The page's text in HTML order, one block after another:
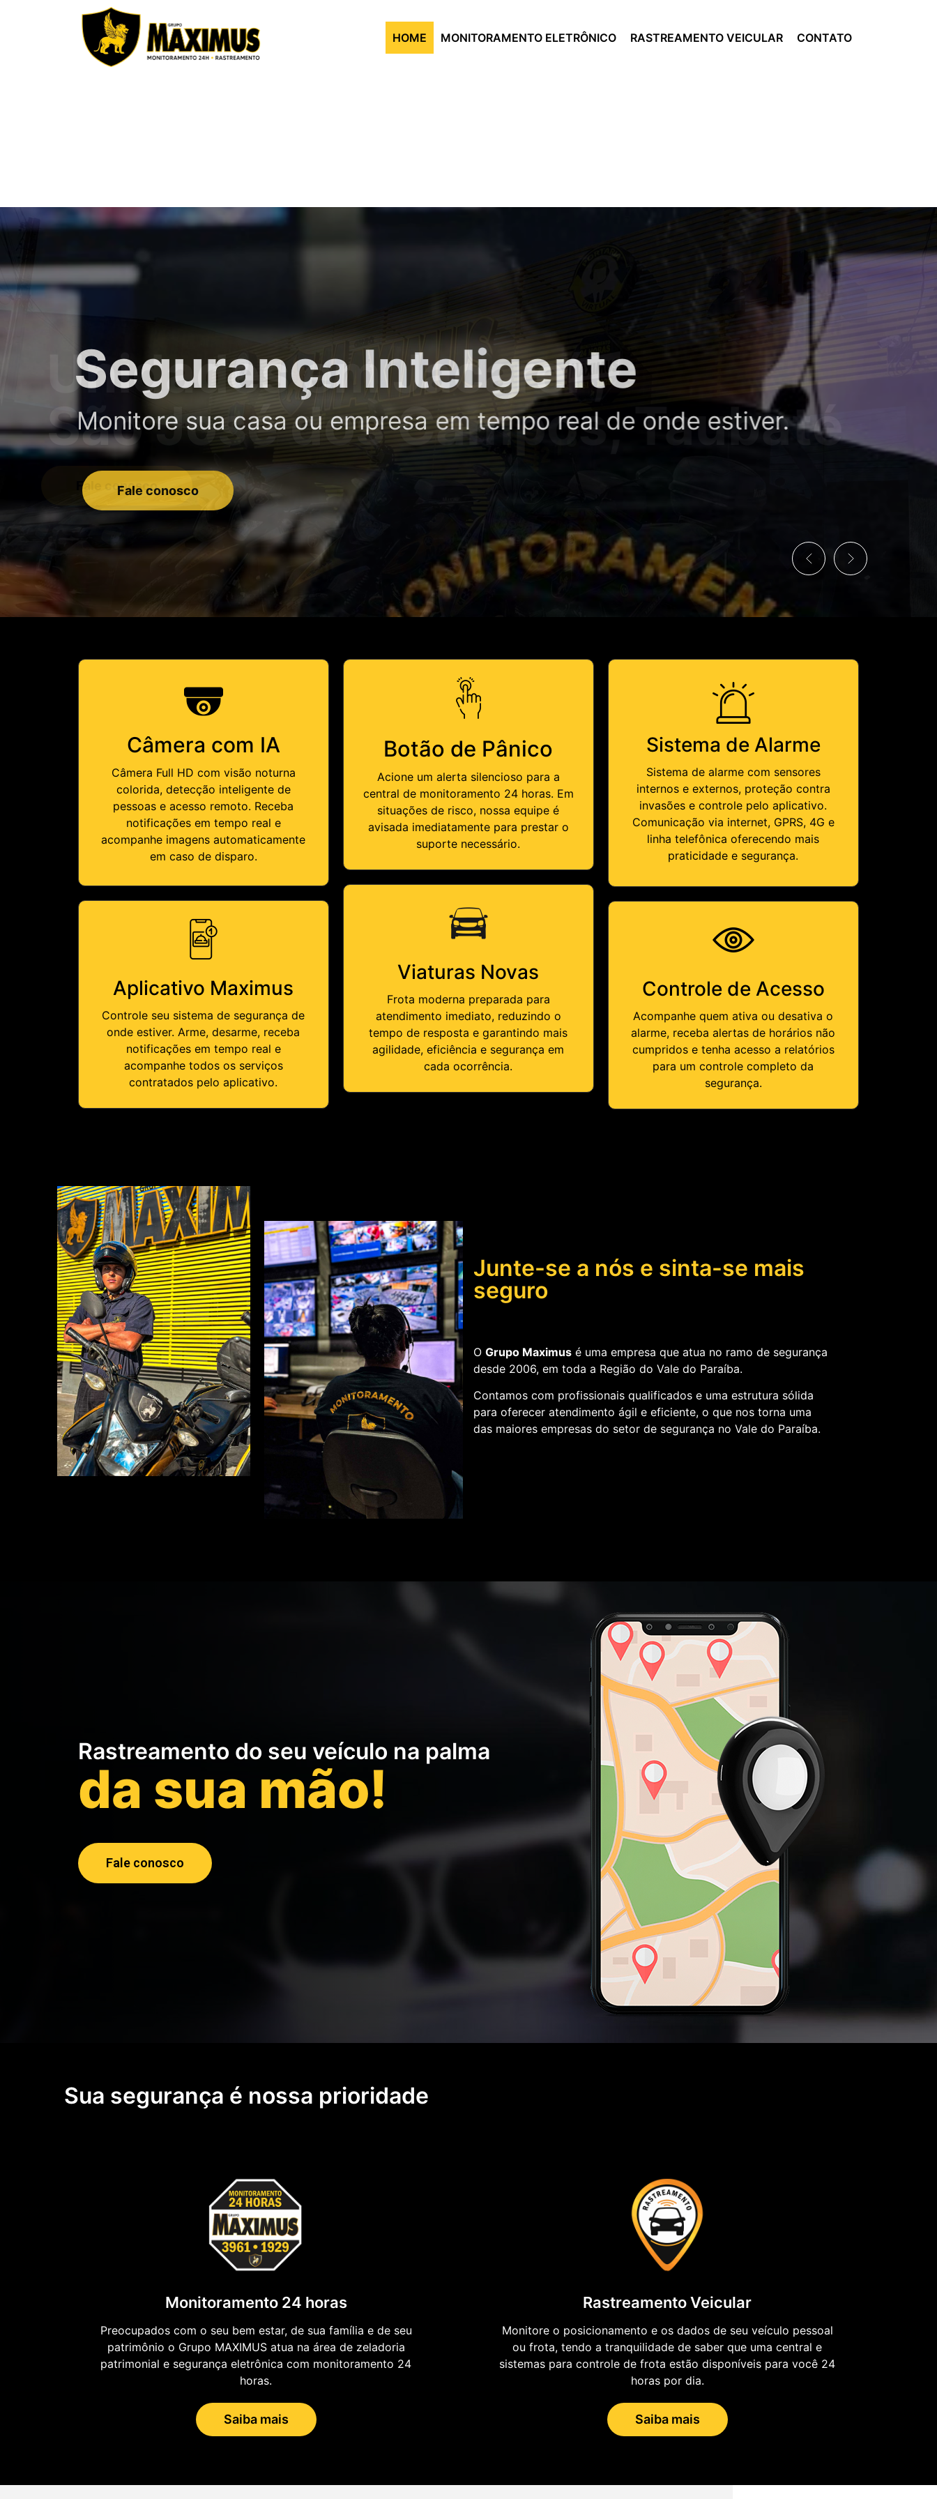
HOME
MONITORAMENTO ELETRÔNICO RASTREAMENTO VEICULAR CONTATO
Segurança Inteligente
Monitore sua casa ou empresa em tempo real de onde estiver.
Fale conosco
Câmera com IA
Câmera Full HD com visão noturna
colorida, detecção inteligente de
pessoas e acesso remoto. Receba
notificações em tempo real e
acompanhe imagens automaticamente
em caso de disparo.
Aplicativo Maximus
Controle seu sistema de segurança de
onde estiver. Arme, desarme, receba
notificações em tempo real e
acompanhe todos os serviços
contratados pelo aplicativo.
Botão de Pânico
Acione um alerta silencioso para a
central de monitoramento 24 horas. Em
situações de risco, nossa equipe é
avisada imediatamente para prestar o
suporte necessário.
Viaturas Novas
Frota moderna preparada para
atendimento imediato, reduzindo o
tempo de resposta e garantindo mais
agilidade, eficiência e segurança em
cada ocorrência.
Sistema de Alarme
Sistema de alarme com sensores
internos e externos, proteção contra
invasões e controle pelo aplicativo.
Comunicação via internet, GPRS, 4G e
linha telefônica oferecendo mais
praticidade e segurança.
Controle de Acesso
Acompanhe quem ativa ou desativa o
alarme, receba alertas de horários não
cumpridos e tenha acesso a relatórios
para um controle completo da
segurança.
Junte-se a nós e sinta-se mais
seguro
OGrupo Maximus é uma empresa que atua no ramo de segurança
desde 2006, em toda a Região do Vale do Paraíba.
Contamos com profissionais qualificados e uma estrutura sólida
para oferecer atendimento ágil e eficiente, o que nos torna uma
das maiores empresas do setor de segurança no Vale do Paraíba.
Rastreamento do seu veículo na palma
da sua mão!
Fale conosco
Sua segurança é nossa prioridade
Monitoramento 24 horas
Preocupados com o seu bem estar, de sua família e de seu
patrimônio o Grupo MAXIMUS atua na área de zeladoria
patrimonial e segurança eletrônica com monitoramento 24
horas.
Saiba mais
Rastreamento Veicular
Monitore o posicionamento e os dados de seu veículo pessoal
ou frota, tendo a tranquilidade de saber que uma central e
sistemas para controle de frota estão disponíveis para você 24
horas por dia.
Saiba mais